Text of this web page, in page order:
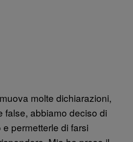
molte dichiarazioni,
false, abbiamo deciso di
permetterle di farsi